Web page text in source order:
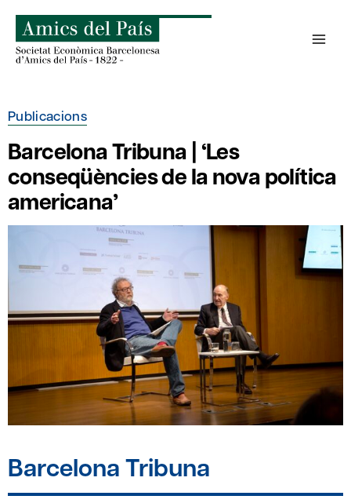
content
Publicacions
Barcelona Tribuna | ‘Les
conseqüències de la nova política
americana’
Barcelona Tribuna